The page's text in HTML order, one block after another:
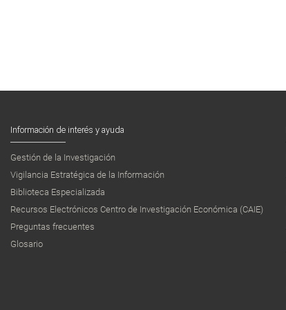
Información de interés y ayuda
Gestión de la Investigación
Vigilancia Estratégica de la Información
Biblioteca Especializada
Recursos Electrónicos Centro de Investigación Económica (CAIE)
Preguntas frecuentes
Glosario